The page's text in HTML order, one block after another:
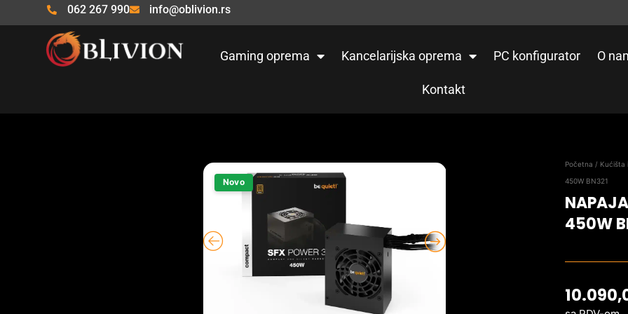
na
062 267 990 info@oblivion.rs
Gaming oprema Kancelarijska oprema PC konfigurator O
Kontakt
Novo
Početna / Kućišta
450W BN321
450W